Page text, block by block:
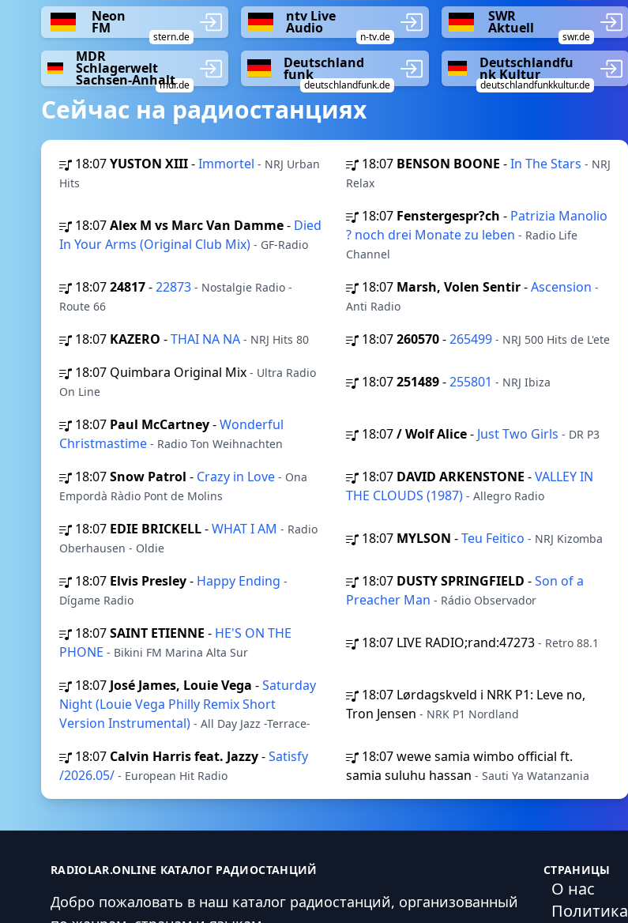
Neon
FM
stern.de
ntv Live
Audio
n-tv.de
SWR
Aktuell
swr.de
MDR
Schlagerwelt
Sachsen-Anhaltmdr.de
Deutschland
funk
deutschlandfunk.de
Deutschlandfu
nk Kultur
deutschlandfunkkultur.de
Сейчас на радиостанциях
18:07YUSTON XIII-Immortel - NRJ Urban
Hits
18:07 BENSON BOONE -In The Stars - NRJ
Relax
18:07Alex M vs Marc Van Damme- Died
In Your Arms (Original Club Mix) - GF-Radio
18:07 Fenstergespr?ch - Patrizia Manolio
? noch drei Monate zu leben - Radio Life
Channel
18:0724817-22873 - Nostalgie Radio -
Route 66
18:07 Marsh, Volen Sentir-Ascension -
Anti Radio
18:07 KAZERO -THAI NA NA - NRJ Hits 80 18:07260570-265499 - NRJ 500 Hits de L'ete
18:07 Quimbara Original Mix - Ultra Radio
On Line
18:07251489-255801 - NRJ Ibiza
18:07 Paul McCartney-Wonderful
Christmastime - Radio Ton Weihnachten
18:07/ Wolf Alice- Just Two Girls - DR P3
18:07Snow Patrol - Crazy in Love - Ona
Empordà Ràdio Pont de Molins
18:07 DAVID ARKENSTONE -VALLEY IN
THE CLOUDS (1987) - Allegro Radio
18:07 EDIE BRICKELL-WHAT I AM - Radio
Oberhausen - Oldie
18:07 MYLSON -Teu Feitico - NRJ Kizomba
18:07 Elvis Presley- Happy Ending -
Dígame Radio
18:07 DUSTY SPRINGFIELD -Son of a
Preacher Man - Rádio Observador
18:07SAINT ETIENNE - HE'S ON THE
PHONE - Bikini FM Marina Alta Sur
18:07 LIVE RADIO;rand:47273 - Retro 88.1
18:07 José James, Louie Vega -Saturday
Night (Louie Vega Philly Remix Short
Version Instrumental) - All Day Jazz -Terrace-
18:07 Lørdagskveld i NRK P1: Leve no,
Tron Jensen - NRK P1 Nordland
18:07 Calvin Harris feat. Jazzy-Satisfy
/2026.05/ - European Hit Radio
18:07wewe samia wimbo official ft.
samia suluhu hassan - Sauti Ya Watanzania
RADIOLAR.ONLINE КАТАЛОГ РАДИОСТАНЦИЙ
Добро пожаловать в наш каталог радиостанций, организованный
СТРАНИЦЫ
О нас
Политика